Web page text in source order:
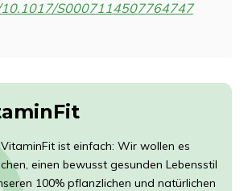
S0007114507764747
ist einfach: Wir wollen es
einen bewusst gesunden Lebensstil
100% pflanzlichen und natürlichen